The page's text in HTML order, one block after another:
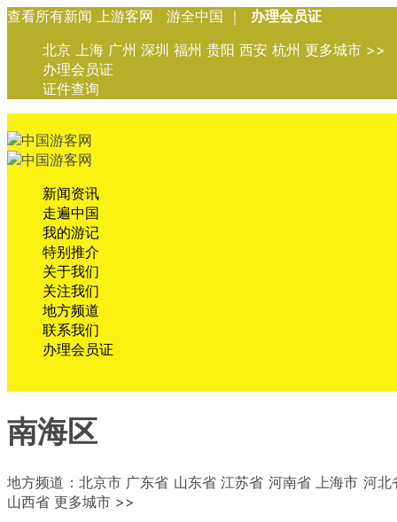
查看所有新闻 上游客网 游全中国 ｜
办理会员证
北京 上海 广州 深圳 福州 贵阳 西安 杭州 更多城市 >>
办理会员证
证件查询
新闻资讯
走遍中国
我的游记
特别推介
关于我们
关注我们
地方频道
联系我们
办理会员证
南海区
地方频道：北京市 广东省 山东省 江苏省 河南省 上海市 河
山西省 更多城市 >>